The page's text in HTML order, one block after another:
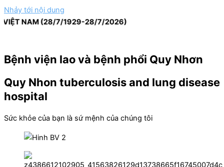
Nhảy tới nội dung
NAM (28/7/1929-28/7/2026)
Bệnh viện lao và bệnh phổi Quy Nhơn
Quy Nhon tuberculosis and lung disease
hospital
Sức khỏe của bạn là sứ mệnh của chúng tôi